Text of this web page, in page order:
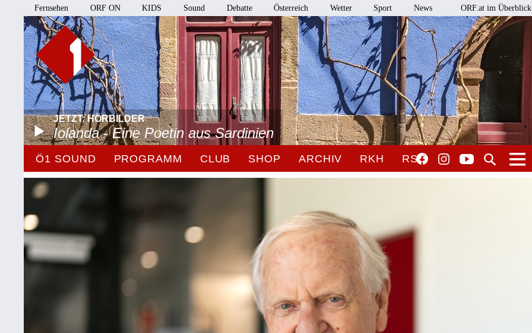
Fernsehen ORF ON KIDS Sound Debatte Österreich Wetter Sport News ORF.at im Überblick
JETZT: HÖRBILDER
Iolanda - Eine Poetin aus Sardinien
Ö1 SOUND PROGRAMM CLUB SHOP ARCHIV RKH RSO